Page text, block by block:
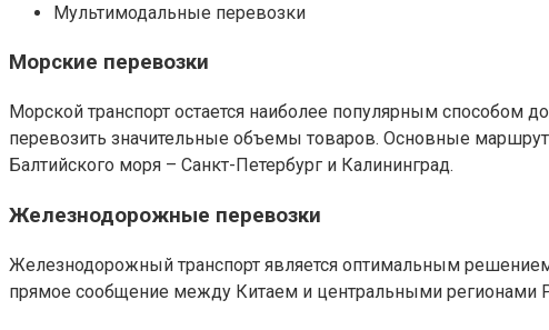
Мультимодальные перевозки
Морские перевозки
Морской транспорт остается наиболее популярным способом
перевозить значительные объемы товаров. Основные
Балтийского моря – Санкт-Петербург и Калининград.
Железнодорожные перевозки
Железнодорожный транспорт является оптимальным
прямое сообщение между Китаем и центральными регионами